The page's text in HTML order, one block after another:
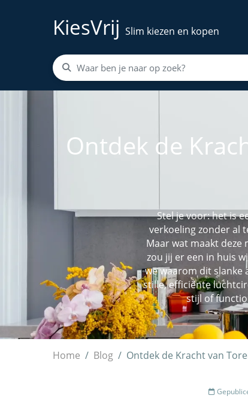
KiesVrij Slim kiezen en kopen
Ontdek de
Stel je voor: het is
verkoeling zonder al
Maar wat maakt deze
zou jij er een in huis
we waarom dit slanke
stille, efficiënte
stijl of
Home Blog Ontdek de Kracht van